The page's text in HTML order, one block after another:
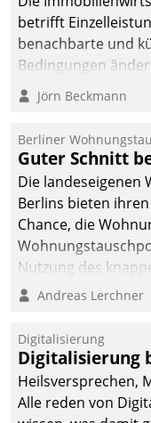
betrifft
benachbarte und
Bedingungen
technisch die
fürs Wachsen
Jörn Beckmann
Berliner
Guter Schnitt
Die landeseigenen
Berlins bieten
Chance, die
Nutzung des
Anwendungsfall für
Unternehmen.
Andreas Lerchner
Digitalisierung
Digitalisierung
Heilsversprechen,
Alle reden von